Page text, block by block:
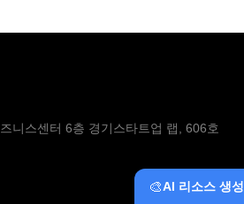
🎨AI 리소스 생성
니스센터 6층 경기스타트업 랩, 606호